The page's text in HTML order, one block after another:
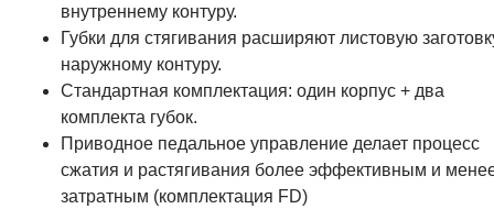
внутреннему контуру.
Губки для стягивания расширяют листовую
наружному контуру.
Стандартная комплектация: один корпус + два
комплекта губок.
Приводное педальное управление делает процесс
сжатия и растягивания более эффективным и
затратным (комплектация FD)